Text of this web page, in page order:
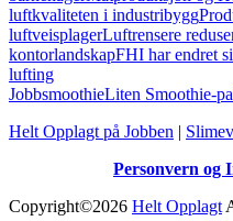
luftkvaliteten i industribygg
luftveisplagerLuftrensere
kontorlandskapFHI har endret
lufting
JobbsmoothieLiten Smoothie-
Helt Opplagt på Jobben |
Personvern og
Copyright©2026 Helt Opplagt